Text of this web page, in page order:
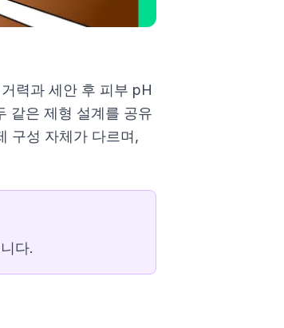
력과 세안 후 피부 pH
같은 제형 설계를 공유
구성 자체가 다르며,
다.